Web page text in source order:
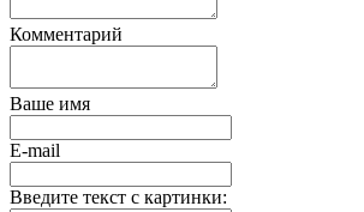
Комментарий
Ваше имя
E-mail
Введите текст с картинки: